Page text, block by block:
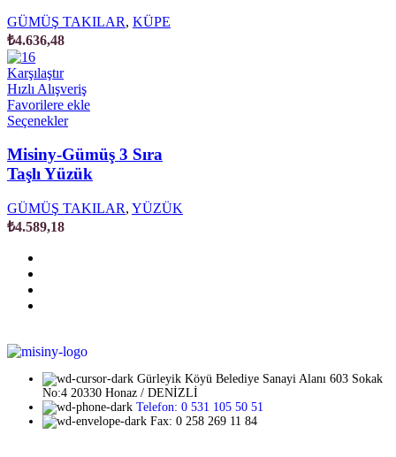
GÜMÜŞ TAKILAR, KÜPE
₺4.636,48
Karşılaştır
Hızlı Alışveriş
Favorilere ekle
Seçenekler
Misiny-Gümüş 3 Sıra
Taşlı Yüzük
GÜMÜŞ TAKILAR, YÜZÜK
₺4.589,18
Gürleyik Köyü Belediye Sanayi Alanı 603 Sokak
No:4 20330 Honaz / DENİZLİ
Telefon: 0 531 105 50 51
Fax: 0 258 269 11 84